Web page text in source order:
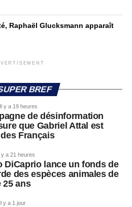
Raphaël Glucksmann apparaît
BREF
Il y a 19 heures
de désinformation
que Gabriel Attal est
Français
y a 21 heures
DiCaprio lance un fonds de
des espèces animales de
25 ans
Il y a 1 jour